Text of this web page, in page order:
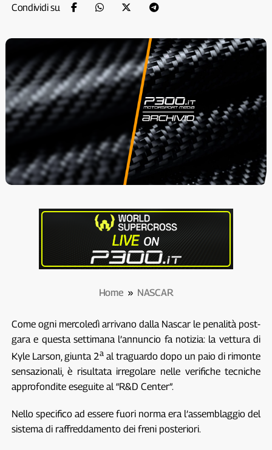
Condividi su
Home » NASCAR
Come ogni mercoledì arrivano dalla Nascar le penalità post-
gara e questa settimana l’annuncio fa notizia: la vettura di
Kyle Larson, giunta 2aal traguardo dopo un paio di rimonte
sensazionali, è risultata irregolare nelle verifiche tecniche
approfondite eseguite al “R&D Center”.
Nello specifico ad essere fuori norma era l’assemblaggio del
sistema di raffreddamento dei freni posteriori.